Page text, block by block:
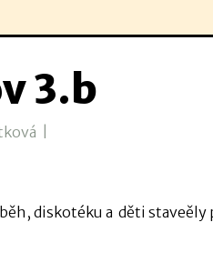
3.b
|
diskotéku a děti staveěly